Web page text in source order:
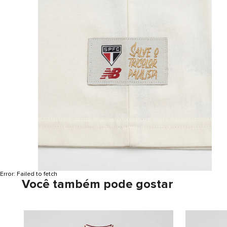
Error: Failed to fetch
Você também pode gostar